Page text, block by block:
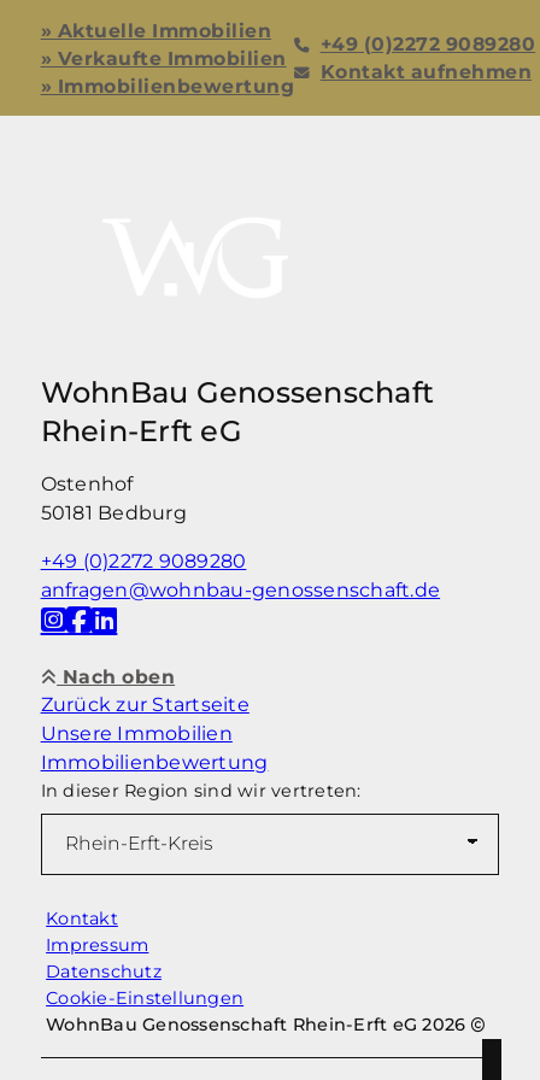
» Aktuelle Immobilien
» Verkaufte Immobilien
» Immobilienbewertung
+49 (0)2272 9089280
Kontakt aufnehmen
WohnBau Genossenschaft
Rhein-Erft eG
Ostenhof
50181 Bedburg
+49 (0)2272 9089280
anfragen@wohnbau-genossenschaft.de
In dieser Region sind wir vertreten:
Nach oben
Zurück zur Startseite
Unsere Immobilien
Immobilienbewertung
Kontakt
Impressum
Datenschutz
Cookie-Einstellungen
WohnBau Genossenschaft Rhein-Erft eG 2026